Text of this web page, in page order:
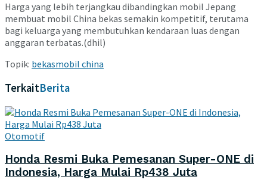
Harga yang lebih terjangkau dibandingkan mobil Jepang
membuat mobil China bekas semakin kompetitif, terutama
bagi keluarga yang membutuhkan kendaraan luas dengan
anggaran terbatas.(dhil)
Topik: bekasmobil china
TerkaitBerita
Otomotif
Honda Resmi Buka Pemesanan Super-ONE di
Indonesia, Harga Mulai Rp438 Juta